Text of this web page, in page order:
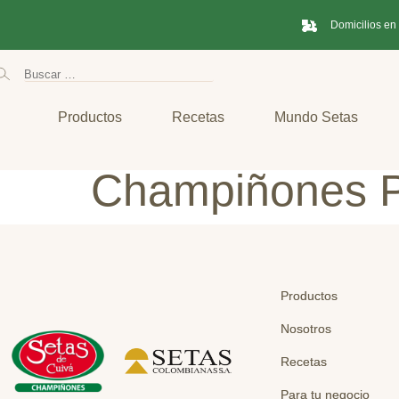
Domicilios
Productos Recetas Mundo Setas
Champiñones
Productos
Nosotros
Recetas
Para tu negocio